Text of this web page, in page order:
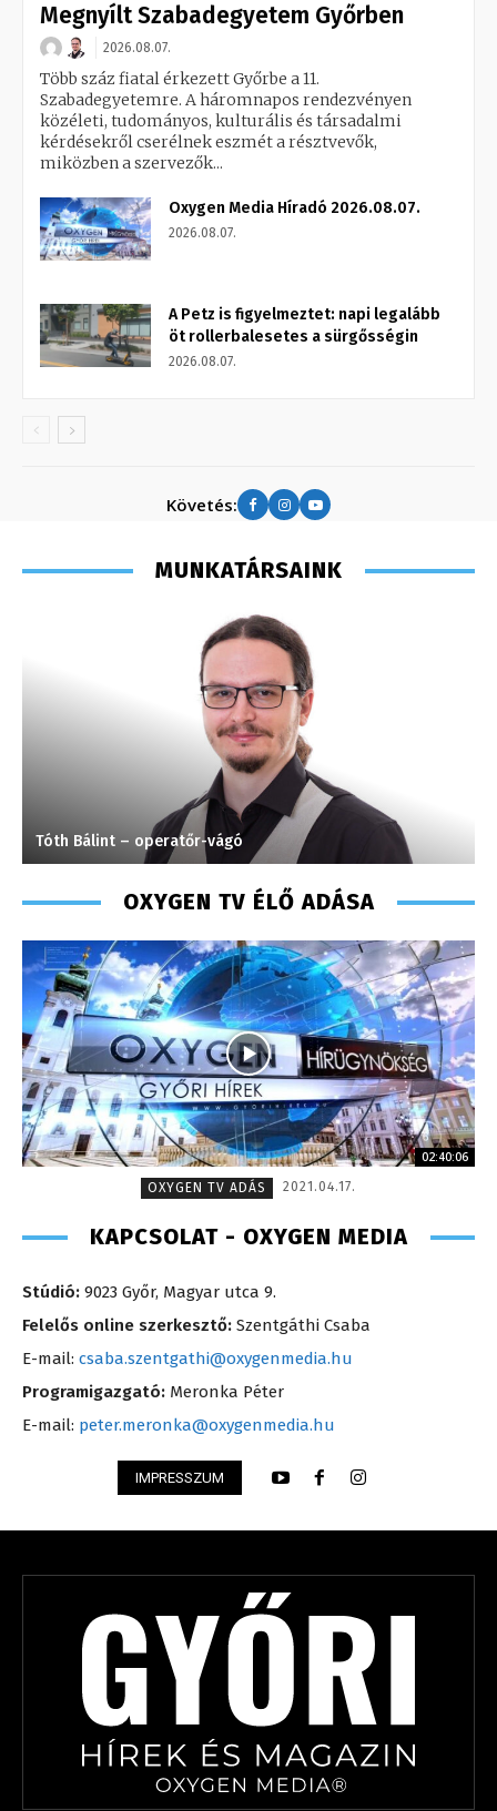
Megnyílt Szabadegyetem Győrben
2026.08.07.
Több száz fiatal érkezett Győrbe a 11.
Szabadegyetemre. A háromnapos rendezvényen
közéleti, tudományos, kulturális és társadalmi
kérdésekről cserélnek eszmét a résztvevők,
miközben a szervezők...
Oxygen Media Híradó 2026.08.07.
2026.08.07.
A Petz is figyelmeztet: napi legalább
öt rollerbalesetes a sürgősségin
2026.08.07.
Követés:
MUNKATÁRSAINK
Molek Csongor – műsorvezető – 2020
OXYGEN TV ÉLŐ ADÁSA
02:40:06
OXYGEN TV ADÁS
2021.04.17.
KAPCSOLAT - OXYGEN MEDIA
Stúdió: 9023 Győr, Magyar utca 9.
Felelős online szerkesztő: Szentgáthi Csaba
E-mail: csaba.szentgathi@oxygenmedia.hu
Programigazgató: Meronka Péter
E-mail: peter.meronka@oxygenmedia.hu
IMPRESSZUM